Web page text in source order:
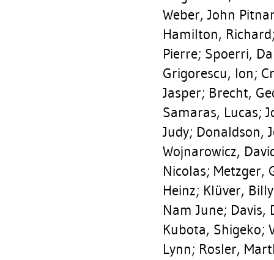
Weber, John
Hamilton, Richard
Pierre; Spoerri,
Grigorescu, Ion;
Jasper; Brecht,
Samaras, Lucas;
Judy; Donaldson,
Wojnarowicz,
Nicolas; Metzger,
Heinz; Klüver, Billy
Nam June; Davis,
Kubota, Shigeko;
Lynn; Rosler,